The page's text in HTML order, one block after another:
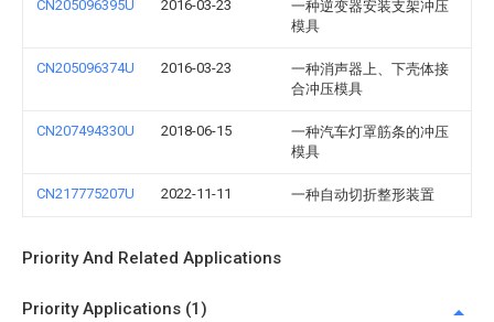
CN205096395U 2016-03-23
一种逆变器安装支架冲压
模具
CN205096374U 2016-03-23
一种消声器上、下壳体接
合冲压模具
CN207494330U 2018-06-15
一种汽车灯罩筋条的冲压
模具
CN217775207U 2022-11-11 一种自动切折整形装置
Priority And Related Applications
Priority Applications (1)